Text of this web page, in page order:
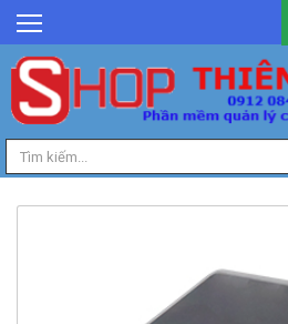
GIỚI THIỆU
TIN TỨC
SẢN PHẨM
DỊCH VỤ